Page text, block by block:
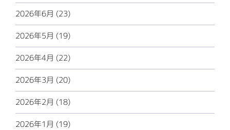
2026年6月 (23)
2026年5月 (19)
2026年4月 (22)
2026年3月 (20)
2026年2月 (18)
2026年1月 (19)